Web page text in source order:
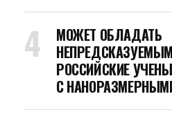
МОЖЕТ ОБЛАДАТЬ
РОССИЙСКИЕ
С